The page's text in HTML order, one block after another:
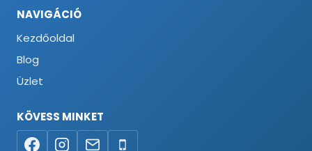
NAVIGÁCIÓ
Kezdőoldal
Blog
Üzlet
KÖVESS MINKET